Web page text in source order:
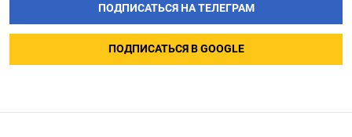
ПОДПИСАТЬСЯ НА ТЕЛЕГРАМ
ПОДПИСАТЬСЯ В GOOGLE